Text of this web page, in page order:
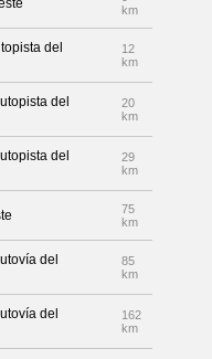
km
del
12
km
del
20
km
del
29
km
75
km
del
85
km
del
162
km